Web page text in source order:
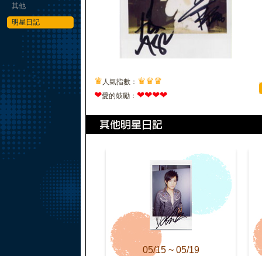
其他
明星日記
♛ 人氣指數： ♛♛♛
❤愛的鼓勵： ❤❤❤❤
05/15 ~ 05/19